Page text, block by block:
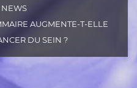
NEWS
AUGMENTE-T-ELLE
DU SEIN ?